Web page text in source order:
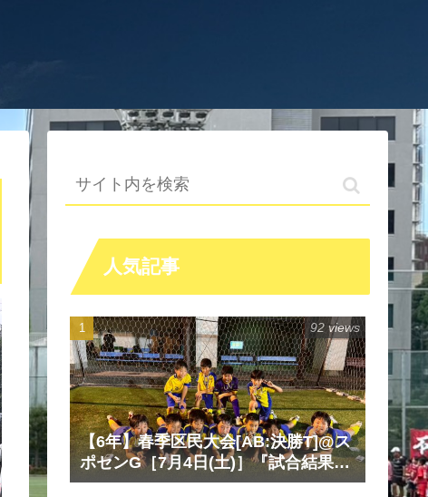
人気記事
【6年】春季区民大会[AB:決勝T]@ス
ポセンG［7月4日(土)］『試合結果』
『マッチレポート』『試合動画』
92 views